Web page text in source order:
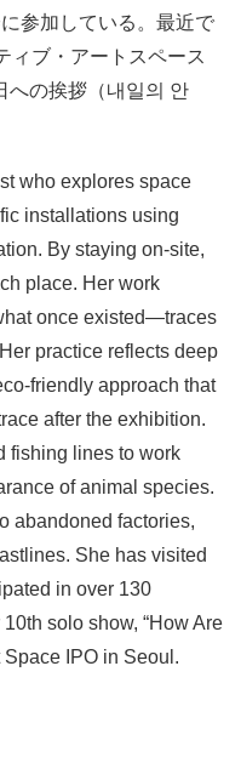
参加している。最近で
ィブ・アートスペース
への挨拶（내일의 안
who explores space
installations using
By staying on-site,
place. Her work
once existed—traces
practice reflects deep
friendly approach that
after the exhibition.
fishing lines to work
of animal species.
abandoned factories,
She has visited
in over 130
solo show, “How Are
Space IPO in Seoul.